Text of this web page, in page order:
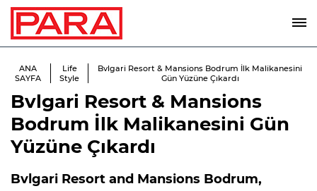
ANA
SAYFA
Life
Style
Bvlgari Resort & Mansions Bodrum İlk Malı̇kanesini
Gün Yüzüne Çıkardı
Bvlgari Resort & Mansions
Bodrum İlk Malı̇kanesini Gün
Yüzüne Çıkardı
Bvlgari Resort and Mansions Bodrum,